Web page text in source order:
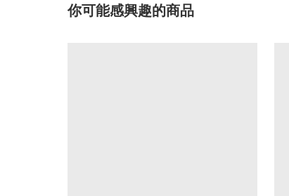
你可能感興趣的商品